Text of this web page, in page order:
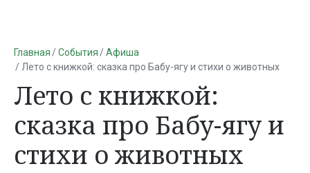
Главная События
Афиша
Лето с книжкой: сказка про Бабу-ягу и стихи о животных
Лето с книжкой:
сказка про Бабу-ягу и
стихи о животных